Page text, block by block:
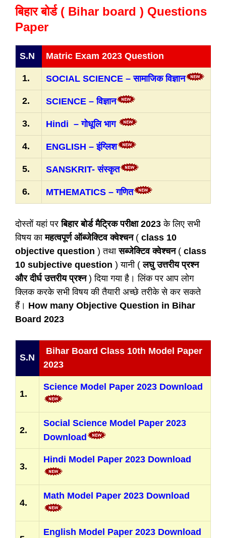
बिहार बोर्ड ( Bihar board ) Questions
Paper
S.N Matric Exam 2023 Question
1. SOCIAL SCIENCE – सामाजिक विज्ञान
2. SCIENCE – विज्ञान
3. Hindi – गोधूलि भाग
4. ENGLISH – इंग्लिश
5. SANSKRIT- संस्कृत
6. MTHEMATICS – गणित
दोस्तों यहां परबिहार बोर्ड मैट्रिक परीक्षा 2023 के लिए सभी
विषय कामहत्वपूर्ण ऑब्जेक्टिव क्वेश्चन( class 10
objective question ) तथासब्जेक्टिव क्वेश्चन( class
10 subjective question ) यानी ( लघु उत्तरीय प्रश्न
और दीर्घ उत्तरीय प्रश्न) दिया गया है। लिंक पर आप लोग
क्लिक करके सभी विषय की तैयारी अच्छे तरीके से कर सकते
हैं। How many Objective Question in Bihar
Board 2023
S.N
Bihar Board Class 10th Model Paper
2023
1.
Science Model Paper 2023 Download
2.
Social Science Model Paper 2023
Download
3.
Hindi Model Paper 2023 Download
4.
Math Model Paper 2023 Download
English Model Paper 2023 Download